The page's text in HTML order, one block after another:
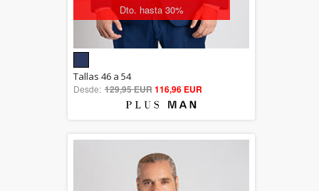
Dto. hasta 30%
out of 5
Tallas 46 a 54
Desde: 129,95 EUR116,96 EUR